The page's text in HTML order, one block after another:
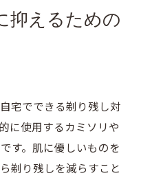
抑えるための
宅でできる剃り残し対
に使用するカミソリや
す。肌に優しいものを
剃り残しを減らすこと